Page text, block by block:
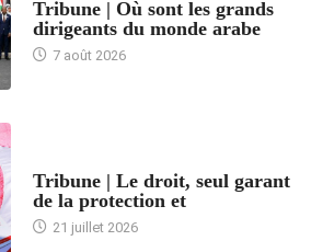
Tribune | Où sont les grands
dirigeants du monde arabe
7 août 2026
Tribune | Le droit, seul garant
de la protection et
21 juillet 2026